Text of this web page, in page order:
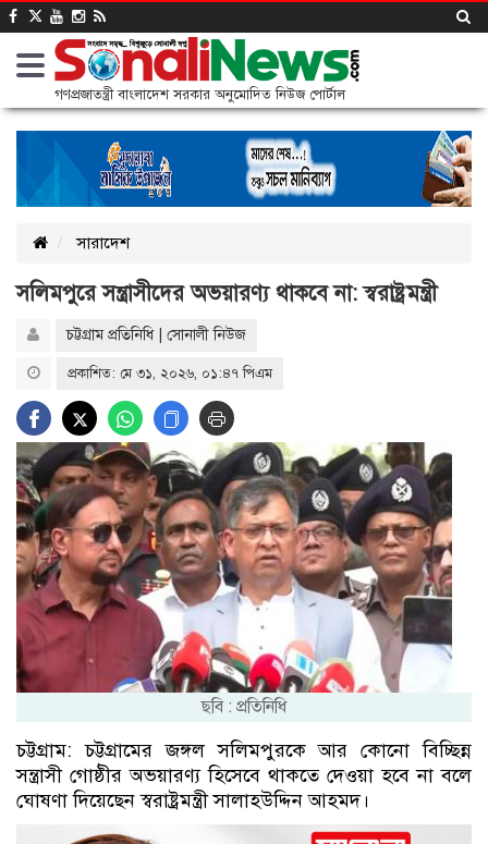
গণপ্রজাতন্ত্রী বাংলাদেশ সরকার অনুমোদিত নিউজ পোর্টাল
সারাদেশ
সলিমপুরে সন্ত্রাসীদের অভয়ারণ্য থাকবে না: স্বরাষ্ট্রমন্ত্রী
চট্টগ্রাম প্রতিনিধি | সোনালী নিউজ
প্রকাশিত: মে ৩১, ২০২৬, ০১:৪৭ পিএম
ছবি : প্রতিনিধি
চট্টগ্রাম: চট্টগ্রামের জঙ্গল সলিমপুরকে আর কোনো বিচ্ছিন্ন
সন্ত্রাসী গোষ্ঠীর অভয়ারণ্য হিসেবে থাকতে দেওয়া হবে না বলে
ঘোষণা দিয়েছেন স্বরাষ্ট্রমন্ত্রী সালাহউদ্দিন আহমদ।